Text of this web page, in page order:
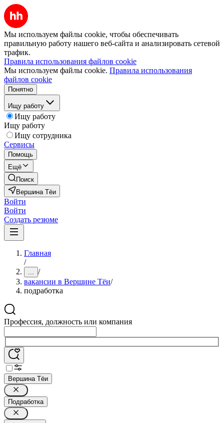
Мы используем файлы cookie, чтобы обеспечивать
правильную работу нашего веб-сайта и анализировать сетевой
трафик.
Правила использования файлов cookie
Мы используем файлы cookie. Правила использования
файлов cookie
Понятно
Ищу работу
Ищу работу
Ищу работу
Ищу сотрудника
Сервисы
Помощь
Ещё
Поиск
Вершина Тёи
Войти
Войти
Создать резюме
Главная
/
... /
вакансии в Вершине Тёи/
подработка
Профессия, должность или компания
Вершина Тёи
Подработка